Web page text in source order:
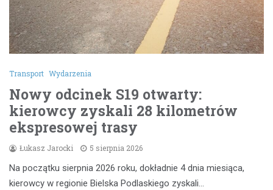
Transport Wydarzenia
Nowy odcinek S19 otwarty:
kierowcy zyskali 28 kilometrów
ekspresowej trasy
Łukasz Jarocki 5 sierpnia 2026
Na początku sierpnia 2026 roku, dokładnie 4 dnia miesiąca,
kierowcy w regionie Bielska Podlaskiego zyskali…